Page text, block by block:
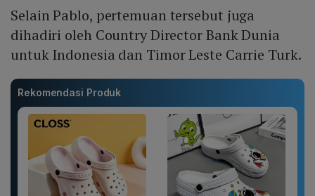
Selain Pablo, pertemuan tersebut juga
dihadiri oleh Country Director Bank Dunia
untuk Indonesia dan Timor Leste Carrie Turk.
Rekomendasi Produk